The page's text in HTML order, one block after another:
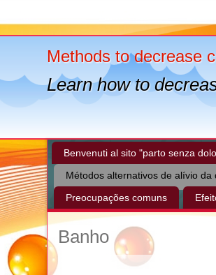
Methods to decrease
Learn how to
Benvenuti al sito "parto senza
Métodos alternativos de alívio
Preocupações comuns
Banho